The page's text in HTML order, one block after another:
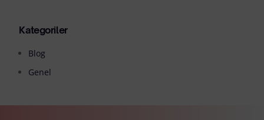
Kategoriler
Blog
Genel